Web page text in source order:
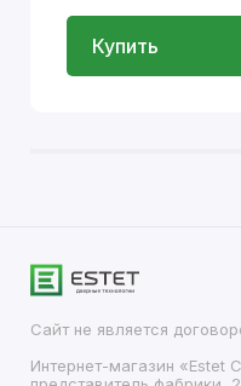
Купить
Сайт не является
Интернет-магазин «Estet